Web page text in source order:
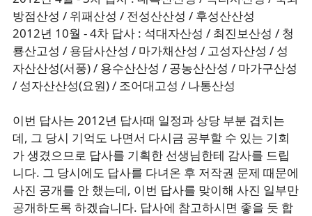
방점산성 / 위패산성 / 전성산산성 / 후성산산성
2012년 10월 - 4차 답사 : 석대자산성 / 최진보산성 / 청
룡산고성 / 용담사산성 / 마가채산성 / 고성자산성 / 성
자산산성(서풍) / 용수산산성 / 공농산산성 / 마가구산성
/ 성자산산성(요원) / 조어대고성 / 나통산성
이번 답사는 2012년 답사때 일정과 상당 부분 겹치는
데, 그 당시 기억도 나면서 다시금 공부할 수 있는 기회
가 생겼으므로 답사를 기획한 선생님한테 감사를 드립
니다. 그 당시에도 답사를 다녀온 후 저작권 문제 때문에
사진 공개를 안 했는데, 이번 답사를 맞이해 사진 일부만
공개하도록 하겠습니다. 답사에 참고하시면 좋을 듯 합